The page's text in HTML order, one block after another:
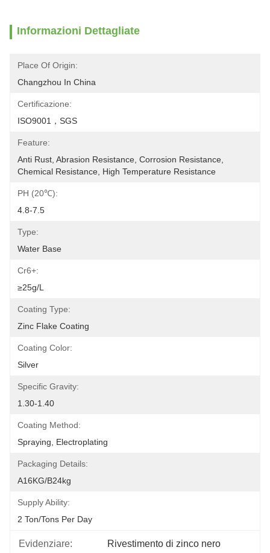
Informazioni Dettagliate
Place Of Origin:
Changzhou In China
Certificazione:
ISO9001，SGS
Feature:
Anti Rust, Abrasion Resistance, Corrosion Resistance,
Chemical Resistance, High Temperature Resistance
PH (20℃):
4.8-7.5
Type:
Water Base
Cr6+:
≥25g/L
Coating Type:
Zinc Flake Coating
Coating Color:
Silver
Specific Gravity:
1.30-1.40
Coating Method:
Spraying, Electroplating
Packaging Details:
A16KG/B24kg
Supply Ability:
2 Ton/Tons Per Day
Evidenziare: Rivestimento di zinco nero